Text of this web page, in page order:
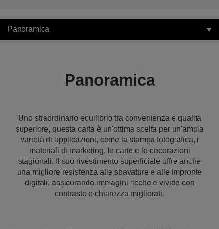
Panoramica
Panoramica
Uno straordinario equilibrio tra convenienza e qualità
superiore, questa carta è un'ottima scelta per un'ampia
varietà di applicazioni, come la stampa fotografica, i
materiali di marketing, le carte e le decorazioni
stagionali. Il suo rivestimento superficiale offre anche
una migliore resistenza alle sbavature e alle impronte
digitali, assicurando immagini ricche e vivide con
contrasto e chiarezza migliorati.